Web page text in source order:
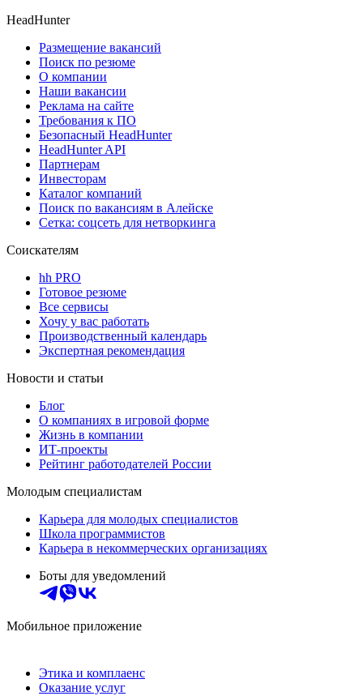
HeadHunter
Размещение вакансий
Поиск по резюме
О компании
Наши вакансии
Реклама на сайте
Требования к ПО
Безопасный HeadHunter
HeadHunter API
Партнерам
Инвесторам
Каталог компаний
Поиск по вакансиям в Алейске
Сетка: соцсеть для нетворкинга
Соискателям
hh PRO
Готовое резюме
Все сервисы
Хочу у вас работать
Производственный календарь
Экспертная рекомендация
Новости и статьи
Блог
О компаниях в игровой форме
Жизнь в компании
ИТ-проекты
Рейтинг работодателей России
Молодым специалистам
Карьера для молодых специалистов
Школа программистов
Карьера в некоммерческих организациях
Боты для уведомлений
Мобильное приложение
Этика и комплаенс
Оказание услуг